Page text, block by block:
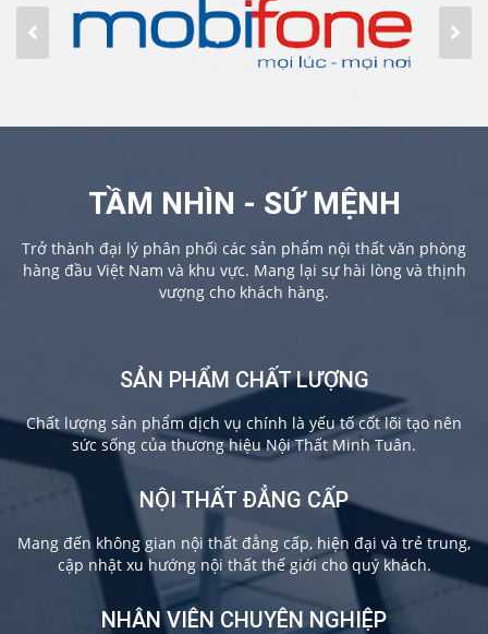
TẦM NHÌN - SỨ MỆNH
Trở thành đại lý phân phối các sản phẩm nội thất văn phòng
hàng đầu Việt Nam và khu vực. Mang lại sự hài lòng và thịnh
vượng cho khách hàng.
SẢN PHẨM CHẤT LƯỢNG
Chất lượng sản phẩm dịch vụ chính là yếu tố cốt lõi tạo nên
sức sống của thương hiệu Nội Thất Minh Tuân.
NỘI THẤT ĐẲNG CẤP
Mang đến không gian nội thất đẳng cấp, hiện đại và trẻ trung,
cập nhật xu hướng nội thất thế giới cho quý khách.
NHÂN VIÊN CHUYÊN NGHIỆP